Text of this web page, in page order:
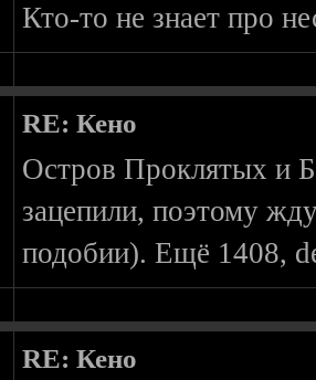
Кто-то не знает про
RE: Кено
Остров Проклятых и
зацепили, поэтому
подобии). Ещё 1408,
RE: Кено